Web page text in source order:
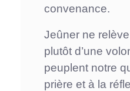
convenance.
Jeûner ne
plutôt d’une
peuplent notre
prière et à la